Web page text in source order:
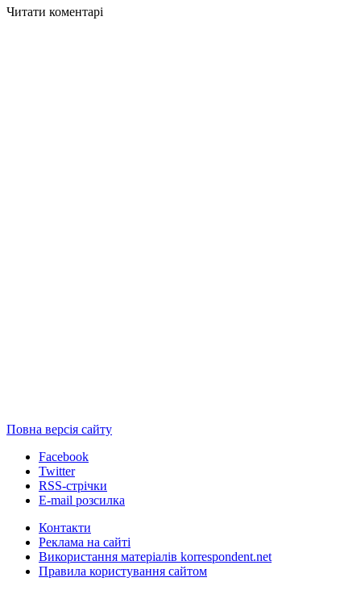
Читати коментарі
Повна версія сайту
Facebook
Twitter
RSS-стрічки
E-mail розсилка
Контакти
Реклама на сайті
Використання матеріалів korrespondent.net
Правила користування сайтом